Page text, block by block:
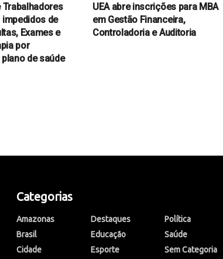
impedidos de
Exames e
por
de saúde
UEA abre inscrições para MBA
em Gestão Financeira,
Controladoria e Auditoria
Categorias
Amazonas
Brasil
Cidade
Destaques
Educação
Esporte
Política
Saúde
Sem Categoria